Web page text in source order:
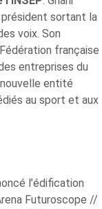
président sortant la
voix. Son
française
entreprises du
entité
au sport et aux
l’édification
Futuroscope //